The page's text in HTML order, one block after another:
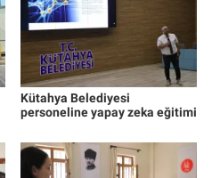
Kütahya Belediyesi
personeline yapay zeka eğitimi